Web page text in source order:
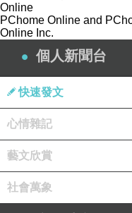
Online
PChome Online and
Online Inc.
個人新聞台
快速發文
心情雜記
藝文欣賞
社會萬象